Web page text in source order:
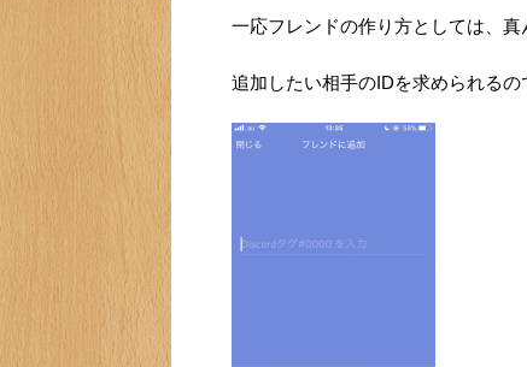
一応フレンドの作り方としては、真
追加したい相手のIDを求められるの